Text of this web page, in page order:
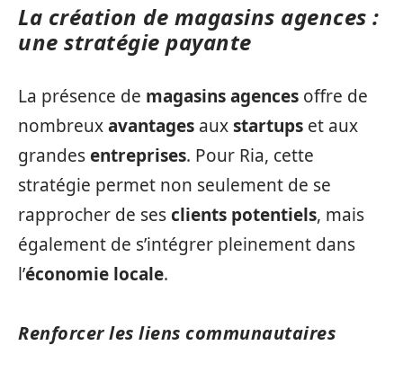
La création de magasins agences :
une stratégie payante
La présence de magasins agences offre de
nombreuxavantages auxstartups et aux
grandesentreprises. Pour Ria, cette
stratégie permet non seulement de se
rapprocher de sesclients potentiels, mais
également de s’intégrer pleinement dans
l’économie locale.
Renforcer les liens communautaires